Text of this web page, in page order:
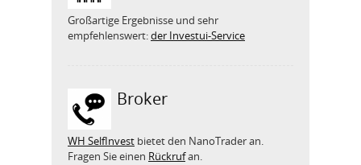
Großartige Ergebnisse und sehr
empfehlenswert:der Investui-Service
Broker
WH SelfInvest bietet den NanoTrader an.
Fragen Sie einen Rückrufan.